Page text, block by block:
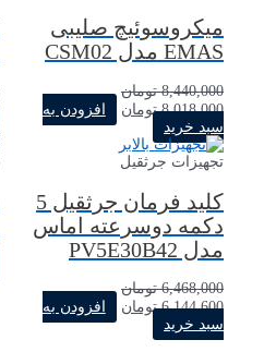
میکروسوئیچ صلیبی
EMAS مدل CSM02
8,440,000 تومان
8,018,000 تومان
افزودن به
سبد خرید
تجهیزات جرثقیل
کلید فرمان جرثقیل 5
دکمه دوسرعته اماس
مدل PV5E30B42
6,468,000 تومان
6,144,600 تومان
افزودن به
سبد خرید